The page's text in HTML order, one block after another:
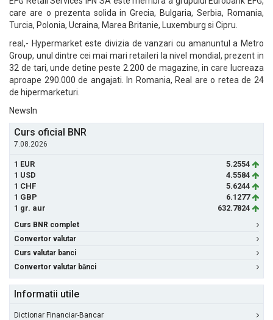
care are o prezenta solida in Grecia, Bulgaria, Serbia, Romania,
Turcia, Polonia, Ucraina, Marea Britanie, Luxemburg si Cipru.
real,- Hypermarket este divizia de vanzari cu amanuntul a Metro
Group, unul dintre cei mai mari retaileri la nivel mondial, prezent in
32 de tari, unde detine peste 2.200 de magazine, in care lucreaza
aproape 290.000 de angajati. In Romania, Real are o retea de 24
de hipermarketuri.
NewsIn
Curs oficial BNR
7.08.2026
1 EUR
5.2554
1 USD
4.5584
1 CHF
5.6244
1 GBP
6.1277
1 gr. aur
632.7824
Curs BNR complet
Convertor valutar
Curs valutar banci
Convertor valutar bănci
Informatii utile
Dictionar Financiar-Bancar